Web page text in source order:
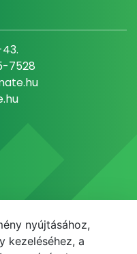
7528
nyújtásához,
kezeléséhez, a